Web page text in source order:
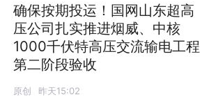
确保按期投运！国网山东超高
压公司扎实推进烟威、中核
1000千伏特高压交流输电工程
第二阶段验收
原创 昨天15:02